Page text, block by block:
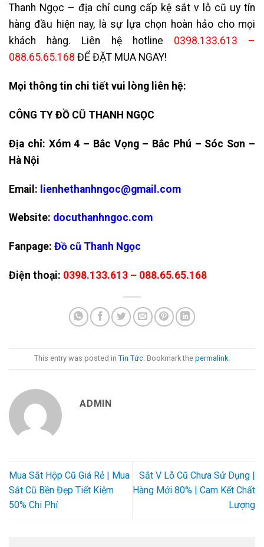
Thanh Ngọc – địa chỉ cung cấp kệ sắt v lỗ cũ uy tín
hàng đầu hiện nay, là sự lựa chọn hoàn hảo cho mọi
khách hàng. Liên hệ hotline 0398.133.613 –
088.65.65.168 ĐỂ ĐẶT MUA NGAY!
Mọi thông tin chi tiết vui lòng liên hệ:
CÔNG TY ĐỒ CŨ THANH NGỌC
Địa chỉ: Xóm 4 – Bắc Vọng – Bắc Phú – Sóc Sơn –
Hà Nội
Email: lienhethanhngoc@gmail.com
Website: docuthanhngoc.com
Fanpage: Đồ cũ Thanh Ngọc
Điện thoại: 0398.133.613 – 088.65.65.168
This entry was posted in Tin Tức. Bookmark the permalink.
ADMIN
Mua Sắt Hộp Cũ Giá Rẻ | Mua
Sắt Cũ Bền Đẹp Tiết Kiệm
50% Chi Phí
Sắt V Lỗ Cũ‎ Chưa Sử Dụng |
Hàng Mới 80% | Cam Kết Chất
Lượng